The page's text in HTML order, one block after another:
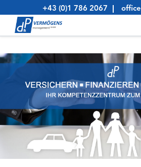
content
+43 (0)1 786 2067